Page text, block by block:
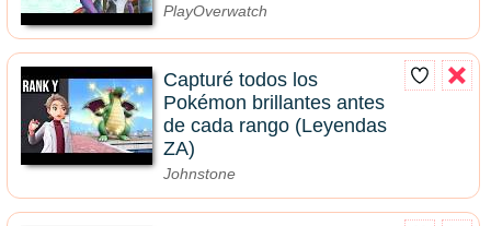
PlayOverwatch
Capturé todos los
Pokémon brillantes antes
de cada rango (Leyendas
ZA)
Johnstone